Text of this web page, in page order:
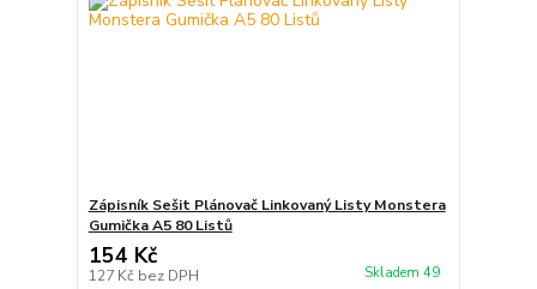
Zápisník Sešit Plánovač Linkovaný Listy Monstera
Gumička A5 80 Listů
154 Kč
127 Kč bez DPH Skladem 49